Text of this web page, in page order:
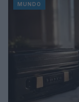
MUNDO